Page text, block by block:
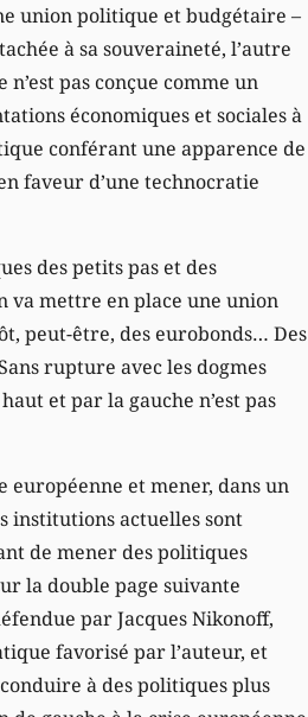
union politique et budgétaire –
à sa souveraineté, l’autre
pas conçue comme un
économiques et sociales à
conférant une apparence de
faveur d’une technocratie
des petits pas et des
va mettre en place une union
peut-être, des eurobonds… Des
rupture avec les dogmes
et par la gauche n’est pas
et mener, dans un
institutions actuelles sont
de mener des politiques
la double page suivante
par Jacques Nikonoff,
favorisé par l’auteur, et
à des politiques plus